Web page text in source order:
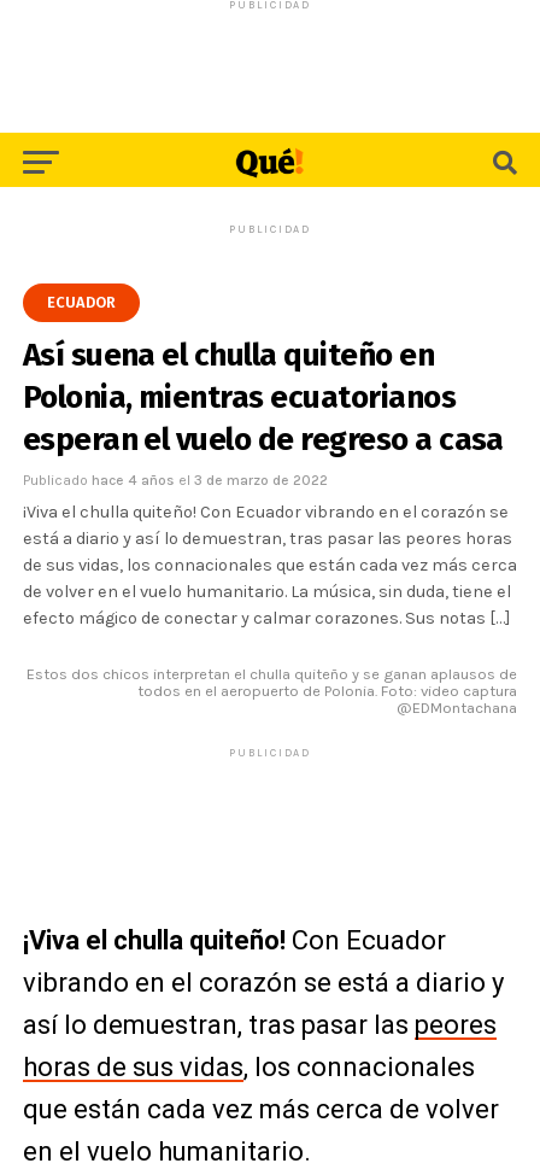
PUBLICIDAD
PUBLICIDAD
ECUADOR
Así suena el chulla quiteño en
Polonia, mientras ecuatorianos
esperan el vuelo de regreso a casa
Publicado hace 4 años el 3 de marzo de 2022
¡Viva el chulla quiteño! Con Ecuador vibrando en el corazón se
está a diario y así lo demuestran, tras pasar las peores horas
de sus vidas, los connacionales que están cada vez más cerca
de volver en el vuelo humanitario. La música, sin duda, tiene el
efecto mágico de conectar y calmar corazones. Sus notas […]
Estos dos chicos interpretan el chulla quiteño y se ganan aplausos de
todos en el aeropuerto de Polonia. Foto: video captura
@EDMontachana
PUBLICIDAD
¡Viva el chulla quiteño!Con Ecuador
vibrando en el corazón se está a diario y
así lo demuestran, tras pasar las peores
horas de sus vidas, los connacionales
que están cada vez más cerca de volver
en el vuelo humanitario.